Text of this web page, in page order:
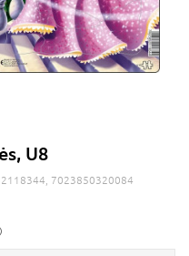
U8
7023850320084